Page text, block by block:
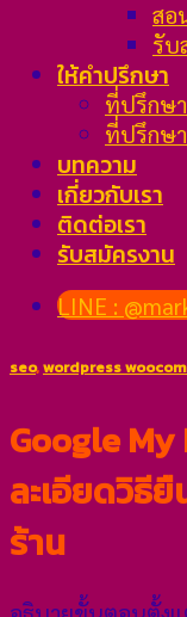
สอ
รับ
ให้คำปรึกษา
ที่ปรึกษ
ที่ปรึกษา
บทความ
เกี่ยวกับเรา
ติดต่อเรา
รับสมัครงาน
LINE :
seo,wordpress
Google My
ละเอียดวิธี
ร้าน